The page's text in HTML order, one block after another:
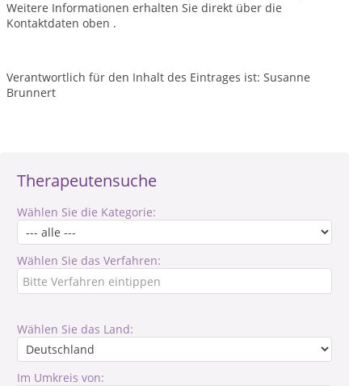
Therapeutensuche
Wählen Sie die Kategorie:
Wählen Sie das Verfahren:
Wählen Sie das Land:
Im Umkreis von:
Weitere Informationen erhalten Sie direkt über die
Kontaktdaten oben .
Verantwortlich für den Inhalt des Eintrages ist: Susanne
Brunnert